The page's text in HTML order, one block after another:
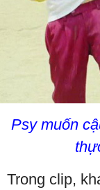
Psy muốn
Trong clip,